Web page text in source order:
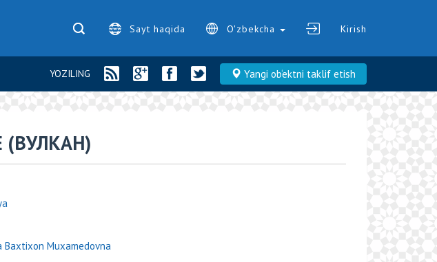
Sayt haqida O'zbekcha Kirish
Yangi ob‘ektni taklif etish
YOZILING
(ВУЛКАН)
Baxtixon Muxamedovna